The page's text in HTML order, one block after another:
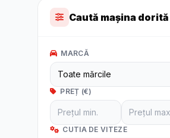
Caută mașina dorită
MARCĂ
PREȚ (€)
CUTIA DE VITEZE